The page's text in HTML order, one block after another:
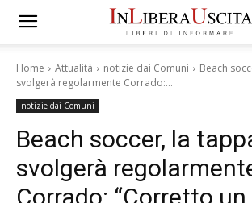
Home Attualità notizie dai Comuni
Beach
svolgerà regolarmente Corrado:...
notizie dai Comuni
Beach soccer, la
svolgerà
Corrado: “Corretto un